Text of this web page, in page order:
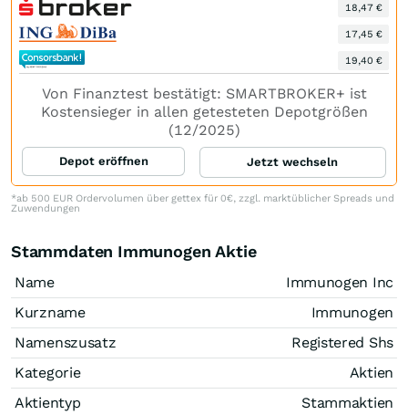
18,47 €
17,45 €
19,40 €
Von Finanztest bestätigt: SMARTBROKER+ ist
Kostensieger in allen getesteten Depotgrößen
(12/2025)
Depot eröffnen Jetzt wechseln
*ab 500 EUR Ordervolumen über gettex für 0€, zzgl. marktüblicher Spreads und
Zuwendungen
Stammdaten Immunogen Aktie
Name
Immunogen Inc
Kurzname
Immunogen
Namenszusatz
Registered Shs
Kategorie
Aktien
Aktientyp
Stammaktien